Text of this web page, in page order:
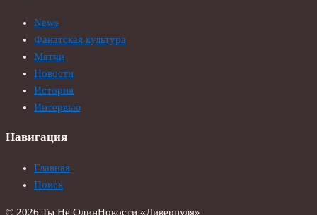
News
Фанатская культура
Матчи
Новости
История
Интервью
Навигация
Главная
Поиск
© 2026 Ты Не ОдинНовости «Ливерпуля»